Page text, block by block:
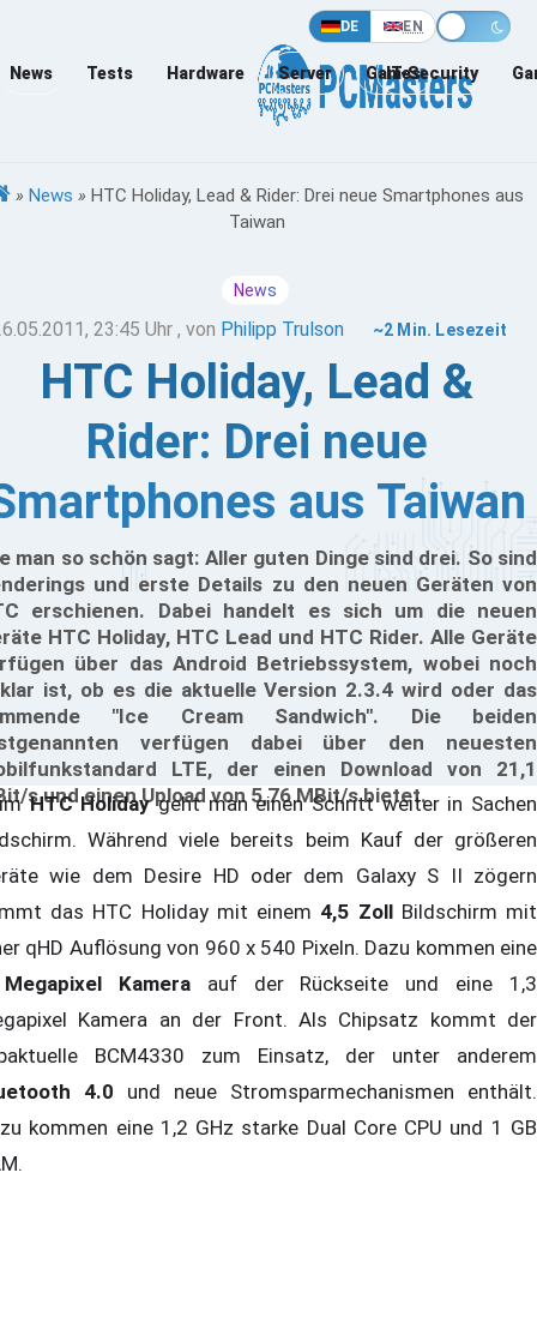
DE EN
News Tests Hardware Server Games
IT-Security
» News » HTC Holiday, Lead & Rider: Drei neue Smartphones aus
Taiwan
News
23:45 Uhr , von Philipp Trulson ~2 Min. Lesezeit
HTC Holiday, Lead &
Rider: Drei neue
aus Taiwan
man so schön sagt: Aller guten Dinge sind drei. So sind
und erste Details zu den neuen Geräten von
erschienen. Dabei handelt es sich um die neuen
HTC Holiday, HTC Lead und HTC Rider. Alle Geräte
über das Android Betriebssystem, wobei noch
ist, ob es die aktuelle Version 2.3.4 wird oder das
"Ice Cream Sandwich". Die beiden
verfügen dabei über den neuesten
LTE, der einen Download von 21,1
s und einen Upload von 5,76 MBit/s bietet.
HTC Holidaygeht man einen Schritt weiter in Sachen
Während viele bereits beim Kauf der größeren
wie dem Desire HD oder dem Galaxy S II zögern
das HTC Holiday mit einem 4,5 ZollBildschirm mit
qHD Auflösung von 960 x 540 Pixeln. Dazu kommen eine
Kameraauf der Rückseite und eine 1,3
Kamera an der Front. Als Chipsatz kommt der
BCM4330 zum Einsatz, der unter anderem
4.0 und neue Stromsparmechanismen enthält.
kommen eine 1,2 GHz starke Dual Core CPU und 1 GB